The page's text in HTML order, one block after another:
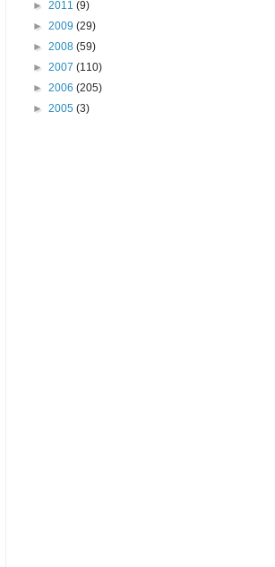
► 2011 (9)
► 2009 (29)
► 2008 (59)
► 2007 (110)
► 2006 (205)
► 2005 (3)